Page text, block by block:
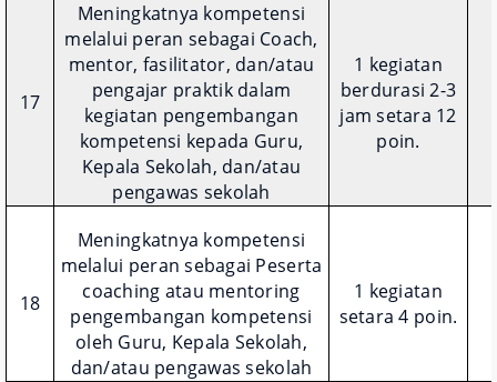
17
Meningkatnya kompetensi
melalui peran sebagai Coach,
mentor, fasilitator, dan/atau
pengajar praktik dalam
kegiatan pengembangan
kompetensi kepada Guru,
Kepala Sekolah, dan/atau
pengawas sekolah
1 kegiatan
berdurasi 2-3
jam setara 12
poin.
18
Meningkatnya kompetensi
melalui peran sebagai Peserta
coaching atau mentoring
pengembangan kompetensi
oleh Guru, Kepala Sekolah,
dan/atau pengawas sekolah
1 kegiatan
setara 4 poin.